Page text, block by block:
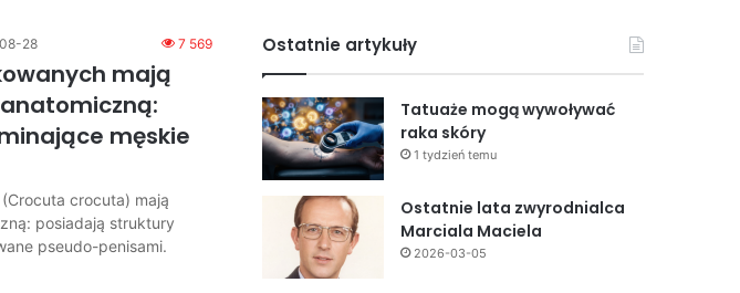
28 7 569
mają
męskie
crocuta) mają
posiadają struktury
pseudo-penisami.
Ostatnie artykuły
Tatuaże mogą wywoływać
raka skóry
1 tydzień temu
Ostatnie lata zwyrodnialca
Marciala Maciela
2026-03-05